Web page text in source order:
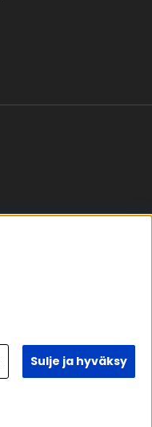
Sulje ja hyväksy